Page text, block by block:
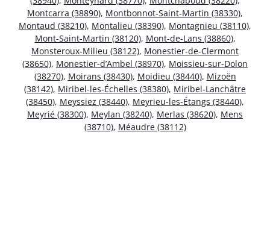
Montcarra (38890), Montbonnot-Saint-Martin (38330),
Montaud (38210), Montalieu (38390), Montagnieu (38110),
Mont-Saint-Martin (38120), Mont-de-Lans (38860),
Monsteroux-Milieu (38122), Monestier-de-Clermont
(38650), Monestier-d’Ambel (38970), Moissieu-sur-Dolon
(38270), Moirans (38430), Moidieu (38440), Mizoën
(38142), Miribel-les-Échelles (38380), Miribel-Lanchâtre
(38450), Meyssiez (38440), Meyrieu-les-Étangs (38440),
Meyrié (38300), Meylan (38240), Merlas (38620), Mens
(38710), Méaudre (38112)